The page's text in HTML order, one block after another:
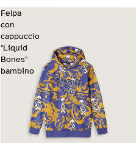
Felpa
con
cappuccio
"Liquid
Bones"
bambino